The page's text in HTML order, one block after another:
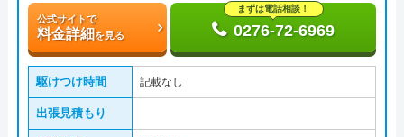
公式サイトで
料金詳細を見る
まずは電話相談！
0276-72-6969
駆けつけ時間 記載なし
出張見積もり